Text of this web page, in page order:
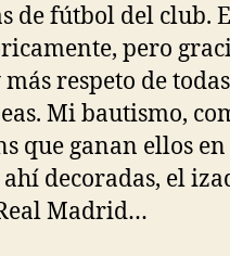
de fútbol del club.
pero
respeto de
Mi bautismo,
que ganan ellos en
decoradas, el
Madrid…